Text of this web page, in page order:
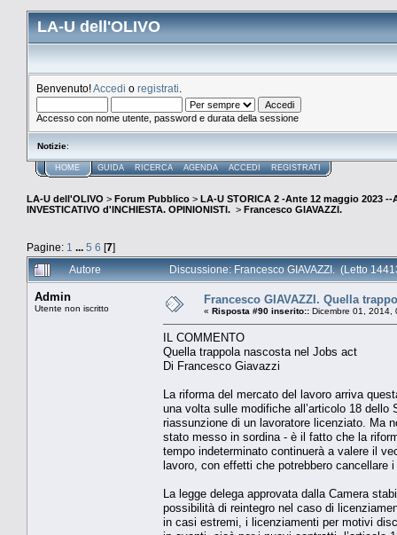
LA-U dell'OLIVO
Benvenuto!Accedi o registrati
Accesso con nome utente, password e durata della sessione
Notizie:
HOME GUIDA RICERCA AGENDA ACCEDI REGISTRATI
LA-U dell'OLIVO > Forum Pubblico > LA-U STORICA 2 -Ante 12 maggio 2023 --
INVESTICATIVO d'INCHIESTA. OPINIONISTI. > Francesco GIAVAZZI.
Pagine: 1 ... 5 6 [7]
Autore
Discussione: Francesco GIAVAZZI. (Letto
Admin
Utente non iscritto
Francesco GIAVAZZI. Quella
« Risposta #90 inserito:: Dicembre 01, 2014,
IL COMMENTO
Quella trappola nascosta nel Jobs act
Di Francesco Giavazzi
La riforma del mercato del lavoro arriva
una volta sulle modifiche all’articolo 18
riassunzione di un lavoratore licenziato. Ma
stato messo in sordina - è il fatto che la
tempo indeterminato continuerà a valere il
lavoro, con effetti che potrebbero cancellare
La legge delega approvata dalla Camera
possibilità di reintegro nel caso di
in casi estremi, i licenziamenti per motivi